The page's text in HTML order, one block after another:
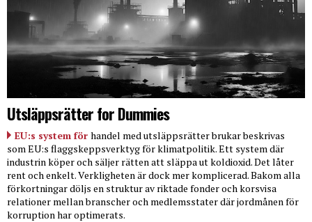
Utsläppsrätter for Dummies
EU:s system för handel med utsläppsrätter brukar beskrivas
som EU:s flaggskeppsverktyg för klimatpolitik. Ett system där
industrin köper och säljer rätten att släppa ut koldioxid. Det låter
rent och enkelt. Verkligheten är dock mer komplicerad. Bakom alla
förkortningar döljs en struktur av riktade fonder och korsvisa
relationer mellan branscher och medlemsstater där jordmånen för
korruption har optimerats.